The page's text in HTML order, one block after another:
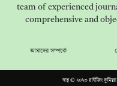
team of experienced
comprehensive and
আমাদের সম্পর্কে
স্বত্ব © ২০২৩ রাইজিং